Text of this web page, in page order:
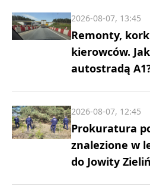
Remonty,
kierowców.
autostradą
2026-08-07, 13:45
Prokuratura
znalezione w
do Jowity
2026-08-07, 12:45